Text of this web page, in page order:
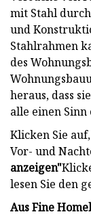
mit Stahl
und
Stahlrahmen
des
heraus, dass
alle einen Sinn
Klicken Sie
Vor- und
anzeigen"
lesen Sie den
Aus Fine